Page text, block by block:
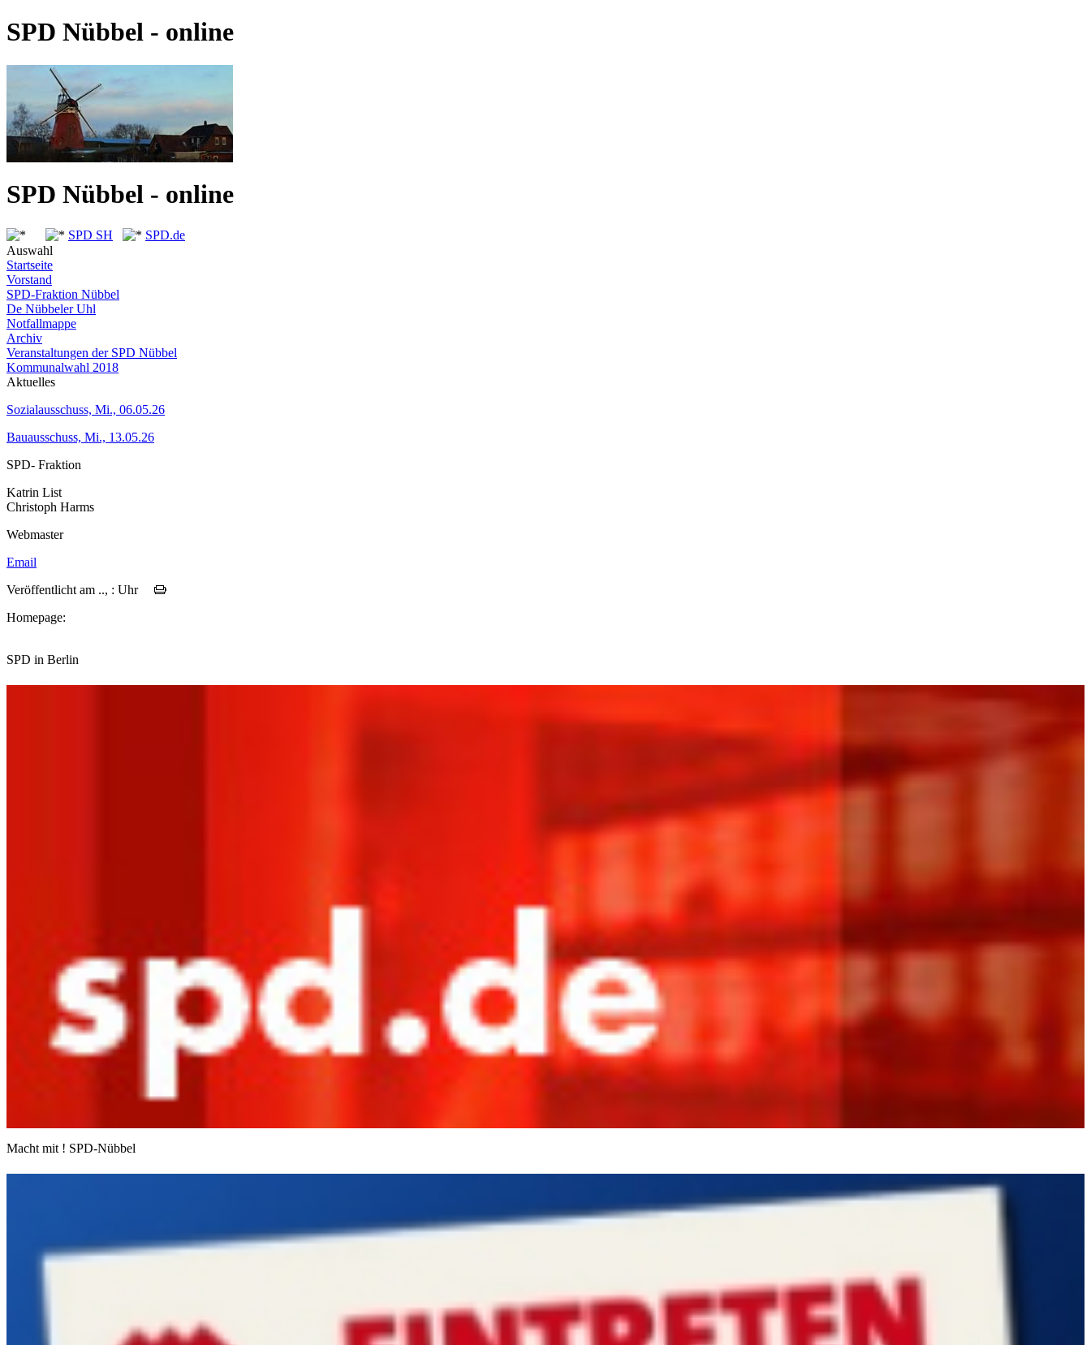
SPD Nübbel - online
SPD Nübbel - online
SPD SH
SPD.de
Auswahl
Startseite
Vorstand
SPD-Fraktion Nübbel
De Nübbeler Uhl
Notfallmappe
Archiv
Veranstaltungen der SPD Nübbel
Kommunalwahl 2018
Aktuelles
Sozialausschuss, Mi., 06.05.26
Bauausschuss, Mi., 13.05.26
SPD- Fraktion
Katrin List
Christoph Harms
Webmaster
Email
Veröffentlicht am .., : Uhr
Homepage:
SPD in Berlin
Macht mit ! SPD-Nübbel